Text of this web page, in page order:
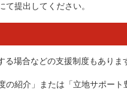
て提出してください。
場合などの支援制度もありま
紹介」または「立地サポート